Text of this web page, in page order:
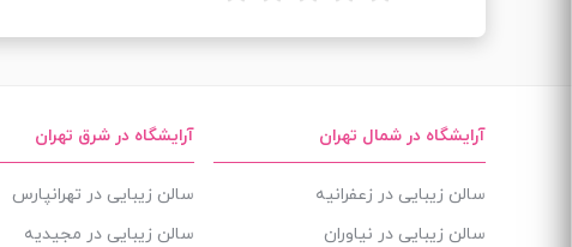
آرایشگاه در شمال تهران
سالن زیبایی در زعفرانیه
سالن زیبایی در نیاوران
آرایشگاه در شرق تهران
سالن زیبایی در تهرانپارس
سالن زیبایی در مجیدیه